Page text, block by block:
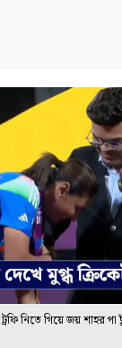
নিতে গিয়ে জয় শাহর